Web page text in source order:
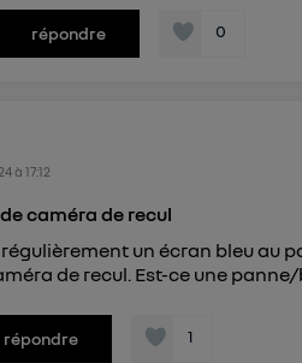
répondre 0
à17:12
caméra de recul
un écran bleu au
de recul. Est-ce une
répondre 1